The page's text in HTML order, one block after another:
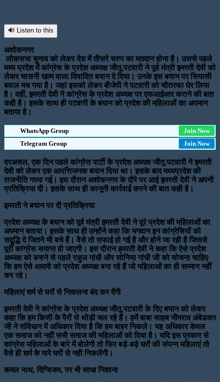
🔊 Listen to this
अशोकनगर
लोकसभा चुनाव को लेकर देश में तीसरे चरण का मतदान होना है। उससे पहले
मध्य प्रदेश में कांग्रेस के प्रदेश अध्यक्ष जीतू पटवारी ने पूर्व मंत्री इमरती देवी को
लेकर चासनी खत्म वाला विवादित बयान दे दिया। उनके इस बयान पर सियासी
बवाल मच गया है। जहां इसको लेकर बीजेपी ने पटवारी को चौतरफा घेर लिया
है। वहीं, इमरती देवी ने कांग्रेस के प्रदेश अध्यक्ष पर एफआईआर कराने की बात
कही है। इसके साथ ही पटवारी के बयान को प्रदेश की महिलाओं का अपमान
बताया है।
WhatsApp Group
Join Now
Telegram Group
Join Now
दरअसल, एक दिन पहले कांग्रेस पार्टी के प्रदेश अध्यक्ष जीतू पटवारी ने इमरती
देवी को लेकर एक आपत्तिजनक बयान दिया था। इसके बाद मध्यप्रदेश की
राजनीति गरमा गई। इस दौरान अशोकनगर के दौरे पर आई इमरती देवी ने अपनी
प्रतिक्रिया दी। इसके साथ ही कानूनी कार्रवाई करने की बात कही है।
इमरती ने बयान पर दी प्रतिक्रिया
प्रदेश अध्यक्ष के बयान को पूर्व मंत्री इमरती देवी ने पूरे प्रदेश की महिलाओं का
अपमान बताया। इसके साथ ही उन्होंने कहा कि भगवान इन कांग्रेसियों को
सद्बुद्धि दे जितने भी बचे हैं। वैसे तो सफाई हो गई है और होने जा रही है जिससे
पूरी कांग्रेस समाप्त हो जाएगी। इस दौरान इमरती देवी ने कहा कि ऐसे प्रदेश
अध्यक्ष को बनाने से पहले राहुल गांधी और सोनिया गांधी जी को सोचना चाहिए
कि हम ऐसे आदमी को प्रदेश अध्यक्ष बना रहे हैं जो महिलाओं का ही सम्मान नहीं
कर रहे।
महिलाएं शर्म से घरों से निकलना बंद कर देंगी
इमरती देवी ने कांग्रेस के प्रदेश अध्यक्ष जीतू पटवारी के दिए बयान को लेकर
कहा कि हम किसी के पैरों से थोड़ी चल रहे हैं। हमें बाबा साहब भीमराव अंबेडकर
जी ने संविधान में अधिकार दिया है कि हम बाहर निकले। यह अधिकार केवल
एक समाज को नहीं सभी समाज की महिलाओं को दिया है। यदि इस प्रकार से
कांग्रेस महिलाओं के बारे में बोलेगी तो फिर बड़े-बड़े घरों की संपन्न महिलाएं तो
वैसे ही शर्म के मारे घरों से नही निकलेंगी।
कमल नाथ, दिग्विजय, पर भी साधा निशाना